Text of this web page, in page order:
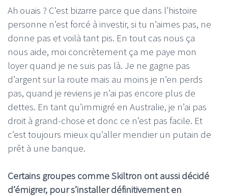
Ah ouais ? C’est bizarre parce que dans l’histoire
personne n’est forcé à investir, si tu n’aimes pas, ne
donne pas et voilà tant pis. En tout cas nous ça
nous aide, moi concrètement ça me paye mon
loyer quand je ne suis pas là. Je ne gagne pas
d’argent sur la route mais au moins je n’en perds
pas, quand je reviens je n’ai pas encore plus de
dettes. En tant qu’immigré en Australie, je n’ai pas
droit à grand-chose et donc ce n’est pas facile. Et
c’est toujours mieux qu’aller mendier un putain de
prêt à une banque.
Certains groupes comme Skiltron ont aussi décidé
d’émigrer, pour s’installer définitivement en